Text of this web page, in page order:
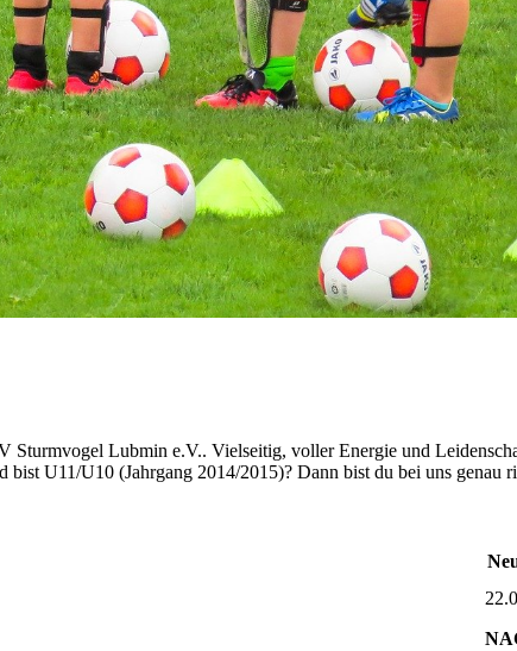
Sturmvogel Lubmin e.V.. Vielseitig, voller Energie und
bist U11/U10 (Jahrgang 2014/2015)? Dann bist du bei uns